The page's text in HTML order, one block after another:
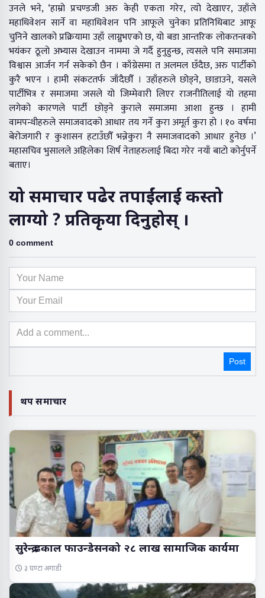
उनले भने, ‘हाम्रो प्रचण्डजी अरु केही एकता गरेर, त्यो देखाएर, उहाँले
महाधिवेशन सार्ने वा महाधिवेशन पनि आफूले चुनेका प्रतिनिधिबाट आफू
चुनिने खालको प्रक्रियामा उहाँ लाग्नुभएको छ, यो बडा आन्तरिक लोकतन्त्रको
भयंकर ठूलो अभ्यास देखाउन नाममा जे गर्दै हुनुहुन्छ, त्यसले पनि समाजमा
विश्वास आर्जन गर्न सकेको छैन । काँग्रेसमा त अलमल छँदैछ, अरु पार्टीको
कुरै भएन । हामी संकटतर्फ जाँदैछौँ । उहाँहरुले छोड्ने, छाडाउने, यसले
पार्टीभित्र र समाजमा जसले यो जिम्मेवारी लिएर राजनीतिलाई यो तहमा
लगेको कारणले पार्टी छोड्ने कुराले समाजमा आशा हुन्छ । हामी
वामपन्थीहरुले समाजवादको आधार तय गर्ने कुरा अमूर्त कुरा हो । १० वर्षमा
बेरोजगारी र कुशासन हटाउँछौँ भन्नेकुरा नै समाजवादको आधार हुनेछ ।’
महासचिव भुसालले अहिलेका शिर्ष नेताहरुलाई बिदा गरेर नयाँ बाटो कोर्नुपर्ने
बताए।
यो समाचार पढेर तपाईंलाई कस्तो
लाग्यो ? प्रतिकृया दिनुहोस् ।
0 comment
Post
थप समाचार
सुरेन्द्र ढकाल फाउन्डेसनको २८ लाख सामाजिक कार्यमा
३ घण्टा अगाडी